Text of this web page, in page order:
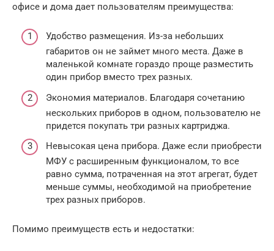
офисе и дома дает пользователям преимущества:
Удобство размещения. Из-за небольших
габаритов он не займет много места. Даже в
маленькой комнате гораздо проще разместить
один прибор вместо трех разных.
Экономия материалов. Благодаря сочетанию
нескольких приборов в одном, пользователю не
придется покупать три разных картриджа.
Невысокая цена прибора. Даже если приобрести
МФУ с расширенным функционалом, то все
равно сумма, потраченная на этот агрегат, будет
меньше суммы, необходимой на приобретение
трех разных приборов.
Помимо преимуществ есть и недостатки: